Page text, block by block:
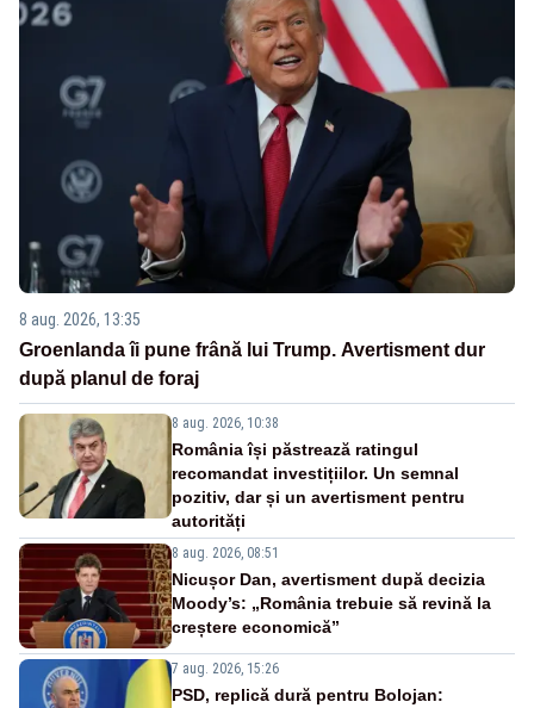
8 aug. 2026, 13:35
Groenlanda îi pune frână lui Trump. Avertisment dur
după planul de foraj
8 aug. 2026, 10:38
România își păstrează ratingul
recomandat investițiilor. Un semnal
pozitiv, dar și un avertisment pentru
autorități
8 aug. 2026, 08:51
Nicușor Dan, avertisment după decizia
Moody’s: „România trebuie să revină la
creștere economică”
7 aug. 2026, 15:26
PSD, replică dură pentru Bolojan: